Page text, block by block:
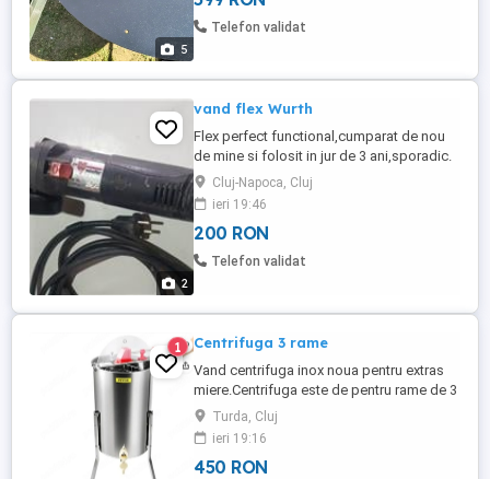
5
Telefon validat
2
vand flex Wurth
Flex perfect functional,cumparat de nou
de mine si folosit in jur de 3 ani,sporadic.
Cumparatorul isi plateste transportul prin
Curier.
Cluj-Napoca, Cluj
ieri 19:46
200 RON
Telefon validat
1 Centrifuga 3 rame
Vand centrifuga inox noua pentru extras
miere.Centrifuga este de pentru rame de 3
4(nu intra rame de cuib). Pentru mai multe
informatii va rog sa ma contactati la
telefon
Turda, Cluj
ieri 19:16
450 RON